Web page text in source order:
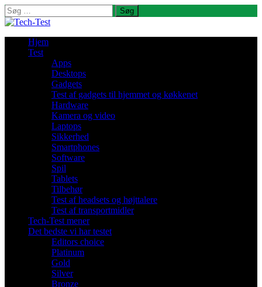
Søg
efter:
Hjem
Test
Apps
Desktops
Gadgets
Test af gadgets til hjemmet og køkkenet
Hardware
Kamera og video
Laptops
Sikkerhed
Smartphones
Software
Spil
Tablets
Tilbehør
Test af headsets og højttalere
Test af transportmidler
Tech-Test mener
Det bedste vi har testet
Editors choice
Platinum
Gold
Silver
Bronze